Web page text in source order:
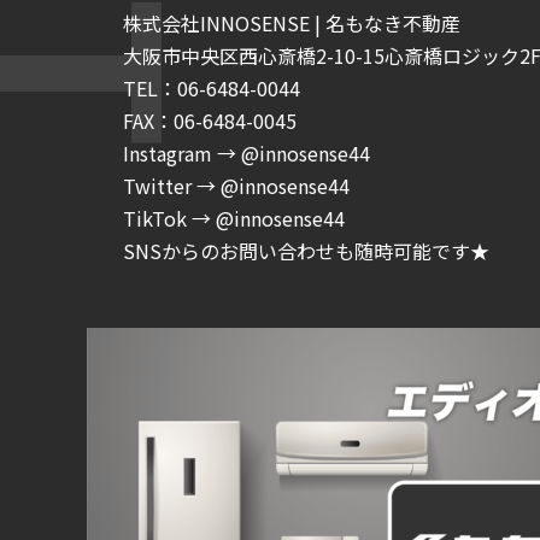
株式会社INNOSENSE | 名もなき不動産
大阪市中央区西心斎橋2-10-15心斎橋ロジック
TEL：06-6484-0044
FAX：06-6484-0045
Instagram → @innosense44
Twitter → @innosense44
TikTok → @innosense44
SNSからのお問い合わせも随時可能です★